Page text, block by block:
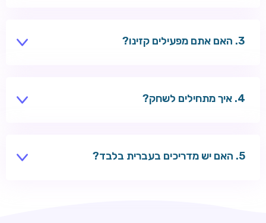
האם אתם מפעילים קזינו?
איך מתחילים לשחק?
האם יש מדריכים בעברית בלבד?